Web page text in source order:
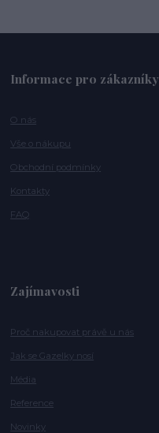
Informace pro zákazníky
O nás
Vše o nákupu
Obchodní podmínky
Kontakty
FAQ
Zajímavosti
Proč nakupovat právě u nás
Jak se Gazelky nosí
Média
Reference
Novinky